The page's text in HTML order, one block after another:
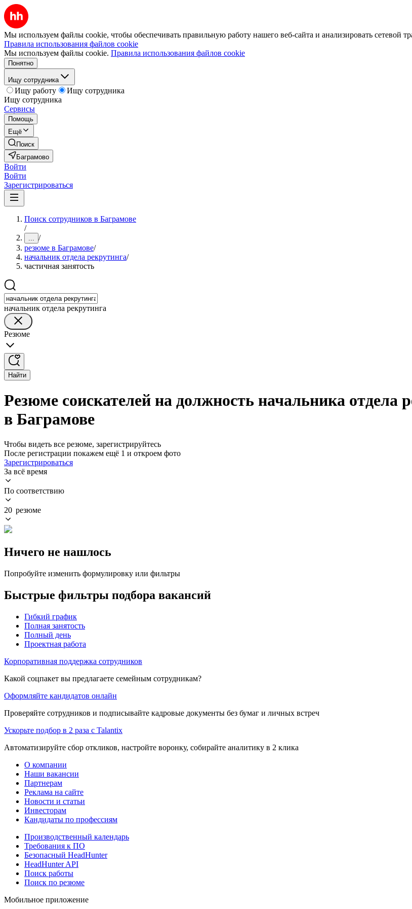
Мы используем файлы cookie, чтобы обеспечивать правильную работу нашего веб-сайта и анализировать сетевой
Правила использования файлов cookie
Мы используем файлы cookie. Правила использования файлов cookie
Понятно
Ищу сотрудника
Ищу работу
Ищу сотрудника
Ищу сотрудника
Сервисы
Помощь
Ещё
Поиск
Баграмово
Войти
Войти
Зарегистрироваться
Поиск сотрудников в Баграмове
/
... /
резюме в Баграмове/
начальник отдела рекрутинга/
частичная занятость
начальник отдела рекрутинга
Резюме
Найти
Резюме соискателей на должность начальника отдела
в Баграмове
Чтобы видеть все резюме, зарегистрируйтесь
После регистрации покажем ещё 1 и откроем фото
Зарегистрироваться
За всё время
По соответствию
20 резюме
Ничего не нашлось
Попробуйте изменить формулировку или фильтры
Быстрые фильтры подбора вакансий
Гибкий график
Полная занятость
Полный день
Проектная работа
Корпоративная поддержка сотрудников
Какой соцпакет вы предлагаете семейным сотрудникам?
Оформляйте кандидатов онлайн
Проверяйте сотрудников и подписывайте кадровые документы без бумаг и личных встреч
Ускорьте подбор в 2 раза с Talantix
Автоматизируйте сбор откликов, настройте воронку, собирайте аналитику в 2 клика
О компании
Наши вакансии
Партнерам
Реклама на сайте
Новости и статьи
Инвесторам
Кандидаты по профессиям
Производственный календарь
Требования к ПО
Безопасный HeadHunter
HeadHunter API
Поиск работы
Поиск по резюме
Мобильное приложение